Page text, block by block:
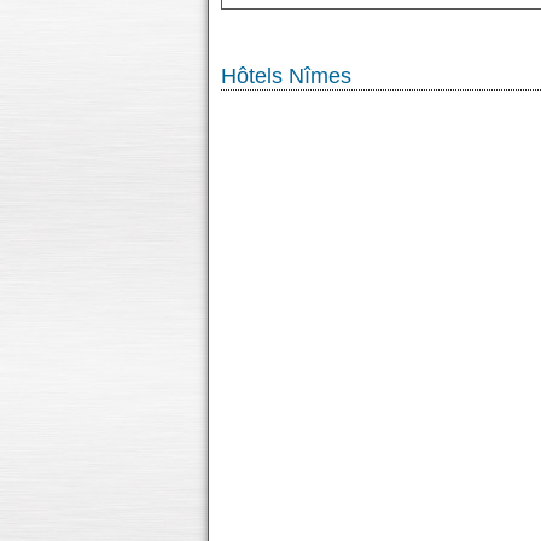
Hôtels Nîmes